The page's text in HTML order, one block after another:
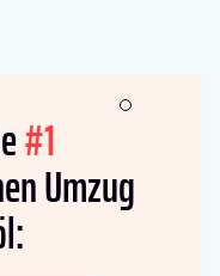
#1
Umzug